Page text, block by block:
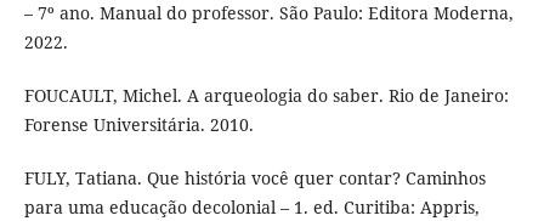
– 7º ano. Manual do professor. São Paulo: Editora Moderna,
2022.
FOUCAULT, Michel. A arqueologia do saber. Rio de Janeiro:
Forense Universitária. 2010.
FULY, Tatiana. Que história você quer contar? Caminhos
para uma educação decolonial – 1. ed. Curitiba: Appris,